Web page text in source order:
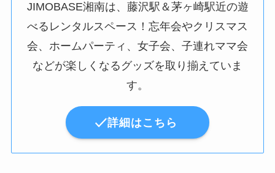
JIMOBASE湘南は、藤沢駅＆茅ヶ崎駅近の遊
べるレンタルスペース！忘年会やクリスマス
会、ホームパーティ、女子会、子連れママ会
などが楽しくなるグッズを取り揃えていま
す。
詳細はこちら